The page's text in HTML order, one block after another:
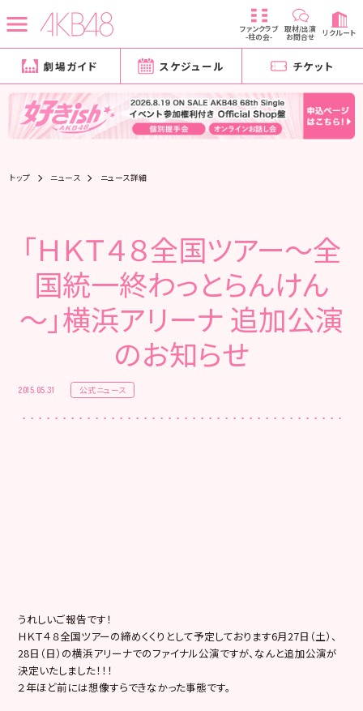
ファンクラブ
-柱の会-
取材/出演
お問合せ リクルート
劇場ガイド スケジュール チケット
トップ ニュース ニュース詳細
「ＨＫＴ４８全国ツアー～全
国統一終わっとらんけん
～」横浜アリーナ 追加公演
のお知らせ
2015.05.31 公式ニュース
うれしいご報告です！
ＨＫＴ４８全国ツアーの締めくくりとして予定しております6月27日（土）、
28日（日）の横浜アリーナでのファイナル公演ですが、なんと追加公演が
決定いたしました！！！
２年ほど前には想像すらできなかった事態です。